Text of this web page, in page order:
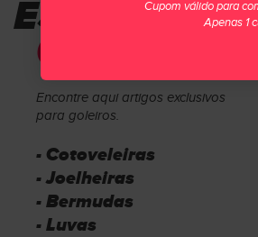
ESPECIAL
GOLEIROS
Encontre aqui artigos exclusivos
para goleiros.
- Cotoveleiras
- Joelheiras
- Bermudas
- Luvas
Cupom válido para
Apenas 1